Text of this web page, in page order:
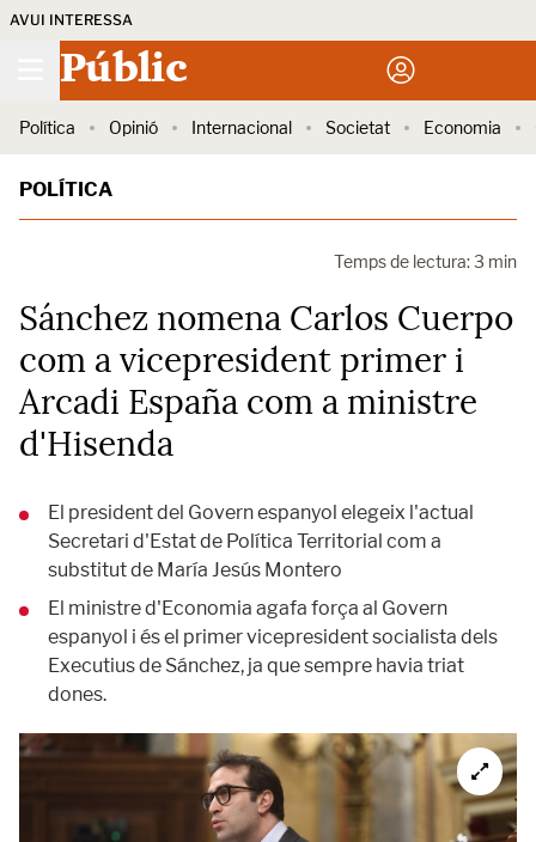
AVUI INTERESSA
Públic
Política Opinió Internacional Societat Economia
POLÍTICA
Temps de lectura: 3 min
Sánchez nomena Carlos Cuerpo
com a vicepresident primer i
Arcadi España com a ministre
d'Hisenda
El president del Govern espanyol elegeix l'actual
Secretari d'Estat de Política Territorial com a
substitut de María Jesús Montero
El ministre d'Economia agafa força al Govern
espanyol i és el primer vicepresident socialista dels
Executius de Sánchez, ja que sempre havia triat
dones.